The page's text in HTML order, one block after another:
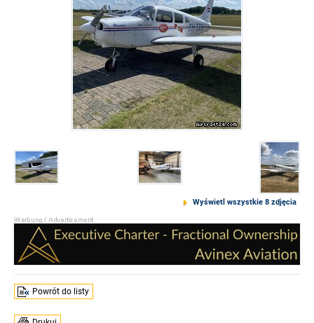
Wyświetl wszystkie 8 zdjęcia
Powrót do listy